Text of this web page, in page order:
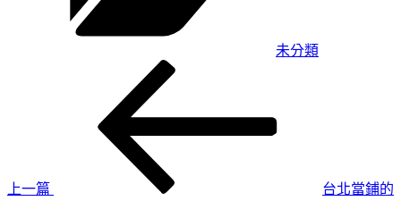
未分類
上一篇
台北當鋪的